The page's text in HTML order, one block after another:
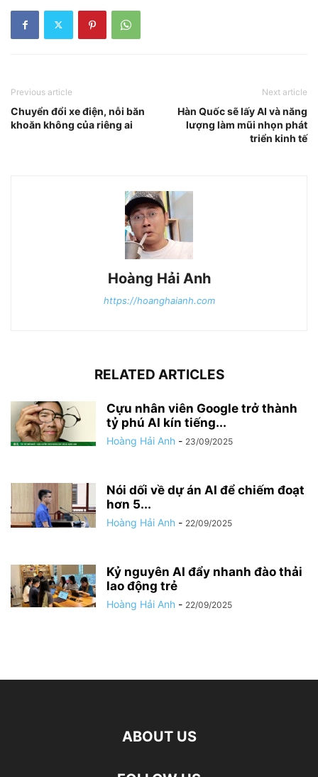
Previous article
Chuyển đổi xe điện, nỗi băn
khoăn không của riêng ai
Next article
Hàn Quốc sẽ lấy AI và năng
lượng làm mũi nhọn phát
triển kinh tế
Hoàng Hải Anh
https://hoanghaianh.com
RELATED ARTICLES
Cựu nhân viên Google trở thành
tỷ phú AI kín tiếng...
Hoàng Hải Anh - 23/09/2025
Nói dối về dự án AI để chiếm đoạt
hơn 5...
Hoàng Hải Anh - 22/09/2025
Kỷ nguyên AI đẩy nhanh đào thải
lao động trẻ
Hoàng Hải Anh - 22/09/2025
ABOUT US